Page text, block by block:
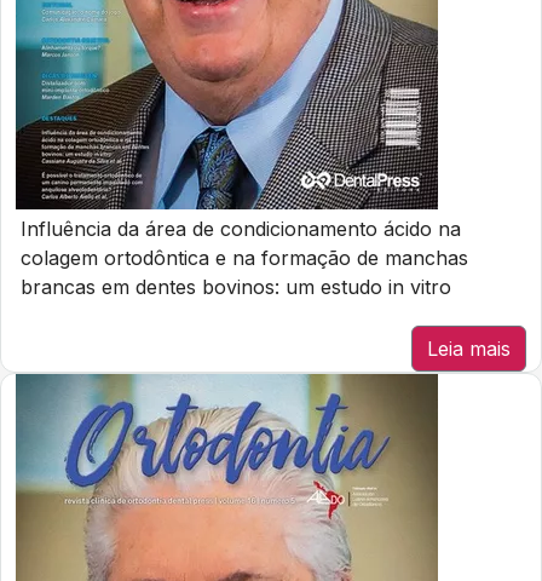
Influência da área de condicionamento ácido na
colagem ortodôntica e na formação de manchas
brancas em dentes bovinos: um estudo in vitro
Leia mais